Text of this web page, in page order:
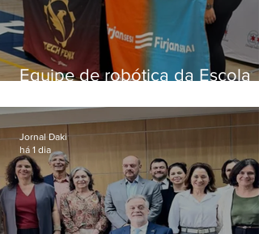
Equipe de robótica da Escola
prêmio internacional nos EUA
Jornal Daki
há 1 dia